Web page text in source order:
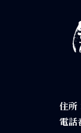
住所
電話